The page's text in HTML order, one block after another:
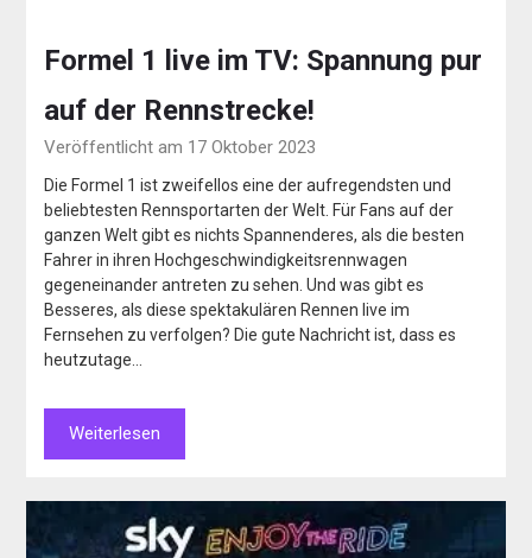
Formel 1 live im TV: Spannung pur
auf der Rennstrecke!
Veröffentlicht am 17 Oktober 2023
Die Formel 1 ist zweifellos eine der aufregendsten und
beliebtesten Rennsportarten der Welt. Für Fans auf der
ganzen Welt gibt es nichts Spannenderes, als die besten
Fahrer in ihren Hochgeschwindigkeitsrennwagen
gegeneinander antreten zu sehen. Und was gibt es
Besseres, als diese spektakulären Rennen live im
Fernsehen zu verfolgen? Die gute Nachricht ist, dass es
heutzutage…
Weiterlesen